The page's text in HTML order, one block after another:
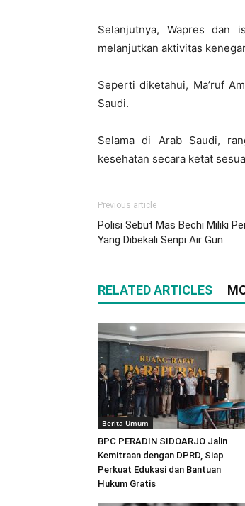
Selanjutnya, Wapres dan
melanjutkan aktivitas
Seperti diketahui, Ma’ruf
Saudi.
Selama di Arab Saudi,
kesehatan secara ketat
Previous article
Polisi Sebut Mas Bechi Miliki
Yang Dibekali Senpi Air Gun
RELATED ARTICLES
Berita Umum
BPC PERADIN SIDOARJO Jalin
Kemitraan dengan DPRD, Siap
Perkuat Edukasi dan Bantuan
Hukum Gratis